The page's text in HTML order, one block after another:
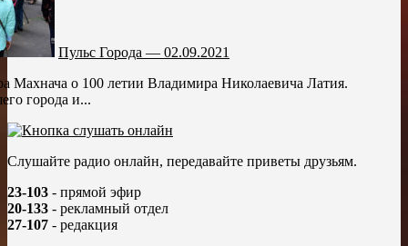
Пульс Города — 02.09.2021
Махнача о 100 летии Владимира Николаевича Латия.
города и...
Слушайте радио онлайн, передавайте приветы друзьям.
23-103 - прямой эфир
20-133 - рекламный отдел
27-107 - редакция